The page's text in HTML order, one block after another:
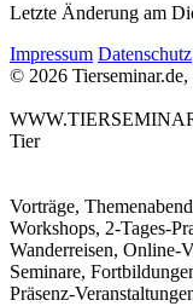
Letzte Änderung am
Impressum Datenschutz
© 2026 Tierseminar.de,
Tier
Vorträge,
Workshops, 2-Tages-
Wanderreisen, Online-
Seminare,
Präsenz-